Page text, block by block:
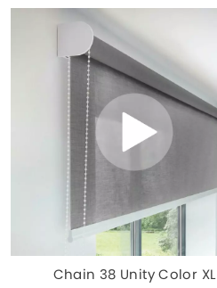
Chain 38 Unity Color XL